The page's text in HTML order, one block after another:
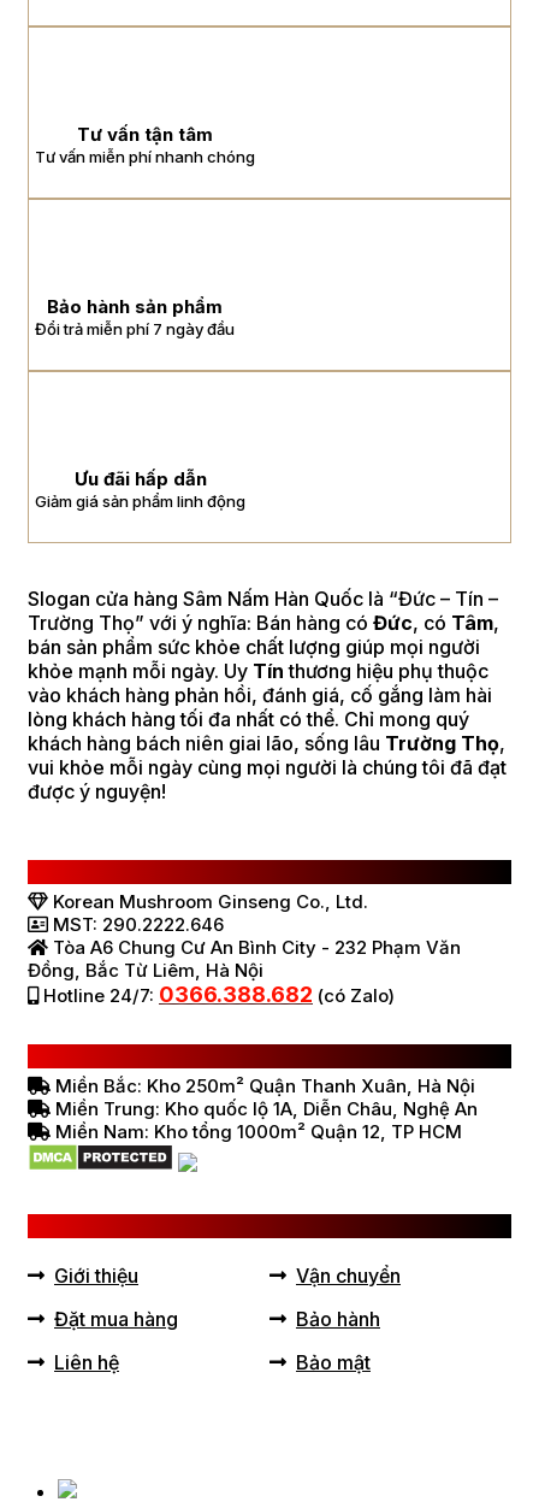
Tư vấn tận tâm
Tư vấn miễn phí nhanh chóng
Bảo hành sản phẩm
Đổi trả miễn phí 7 ngày đầu
Ưu đãi hấp dẫn
Giảm giá sản phẩm linh động
Slogan cửa hàng Sâm Nấm Hàn Quốc là “Đức – Tín –
Trường Thọ” với ý nghĩa: Bán hàng có Đức, có Tâm,
bán sản phẩm sức khỏe chất lượng giúp mọi người
khỏe mạnh mỗi ngày. Uy Tín thương hiệu phụ thuộc
vào khách hàng phản hồi, đánh giá, cố gắng làm hài
lòng khách hàng tối đa nhất có thể. Chỉ mong quý
khách hàng bách niên giai lão, sống lâu Trường Thọ,
vui khỏe mỗi ngày cùng mọi người là chúng tôi đã đạt
được ý nguyện!
Korean Mushroom Ginseng Co., Ltd.
MST: 290.2222.646
Tòa A6 Chung Cư An Bình City - 232 Phạm Văn
Đồng, Bắc Từ Liêm, Hà Nội
Hotline 24/7: 0366.388.682 (có Zalo)
Miền Bắc: Kho 250m² Quận Thanh Xuân, Hà Nội
Miền Trung: Kho quốc lộ 1A, Diễn Châu, Nghệ An
Miền Nam: Kho tổng 1000m² Quận 12, TP HCM
Giới thiệu
Đặt mua hàng
Liên hệ
Vận chuyển
Bảo hành
Bảo mật